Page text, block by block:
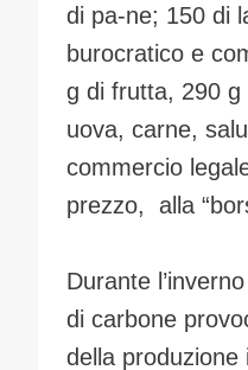
di pa-ne; 150 di
burocratico e
g di frutta, 290
uova, carne,
commercio
prezzo, alla
Durante
di carbone
della produzione